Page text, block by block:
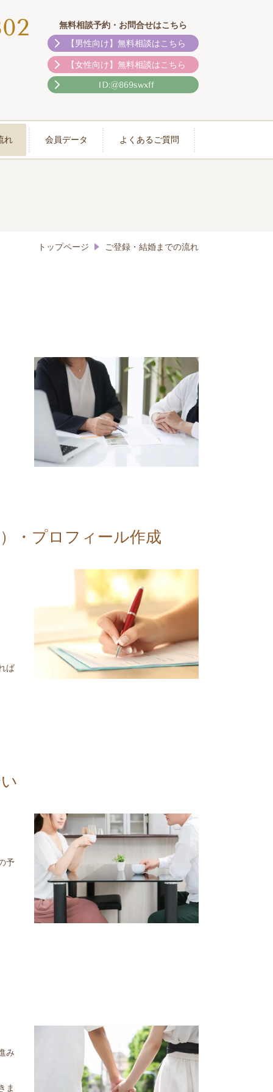
無料相談予約・お問合せはこちら
【男性向け】無料相談はこちら
【女性向け】無料相談はこちら
ID:@869swxff
れ 会員データ よくあるご質問
トップページ ご登録・結婚までの流れ
・プロフィール作成
ば
予
み
ま